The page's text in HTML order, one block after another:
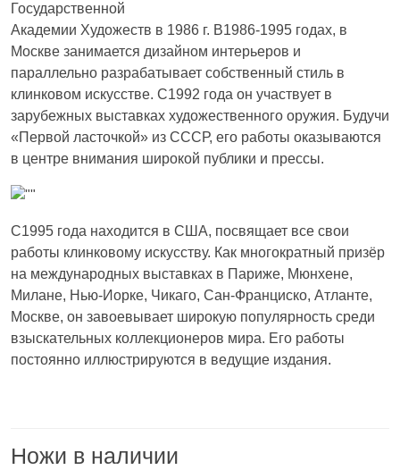
Государственной
Академии Художеств в 1986 г. В1986-1995 годах, в
Москве занимается дизайном интерьеров и
параллельно разрабатывает собственный стиль в
клинковом искусстве. С1992 года он участвует в
зарубежных выставках художественного оружия. Будучи
«Первой ласточкой» из СССР, его работы оказываются
в центре внимания широкой публики и прессы.
С1995 года находится в США, посвящает все свои
работы клинковому искусству. Как многократный призёр
на международных выставках в Париже, Мюнхене,
Милане, Нью-Иорке, Чикаго, Сан-Франциско, Атланте,
Москве, он завоевывает широкую популярность среди
взыскательных коллекционеров мира. Его работы
постоянно иллюстрируются в ведущие издания.
Ножи в наличии